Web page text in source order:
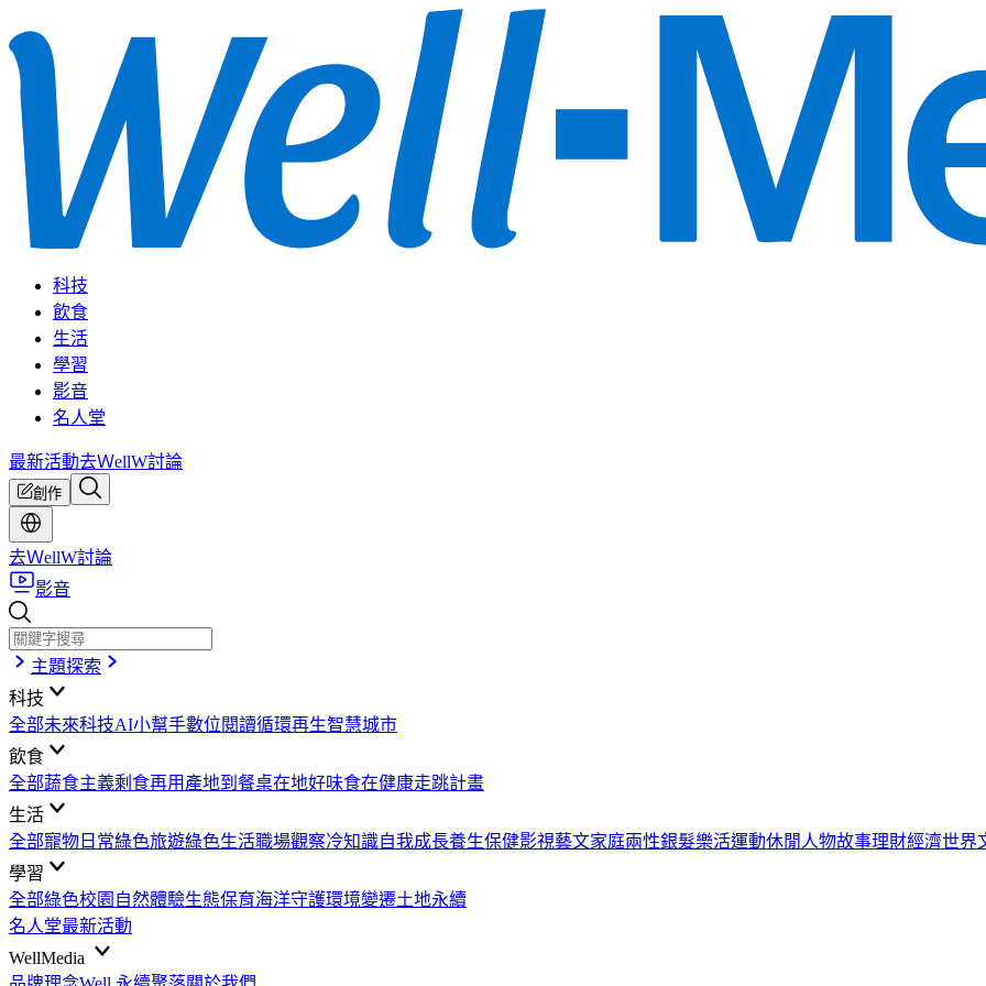
科技
飲食
生活
學習
影音
名人堂
最新活動去ＷellW討論
創作
去ＷellW討論
影音
主題探索
科技
全部未來科技AI小幫手數位閱讀循環再生智慧城市
飲食
全部蔬食主義剩食再用 產地到餐桌在地好味食在健康走跳計畫
生活
全部寵物日常綠色旅遊綠色生活職場觀察冷知識自我成長養生保健影視藝文家庭兩性銀髮樂活運動休閒 人物故事理財經濟世界
學習
全部綠色校園 自然體驗生態保育海洋守護環境變遷土地永續
名人堂最新活動
WellMedia